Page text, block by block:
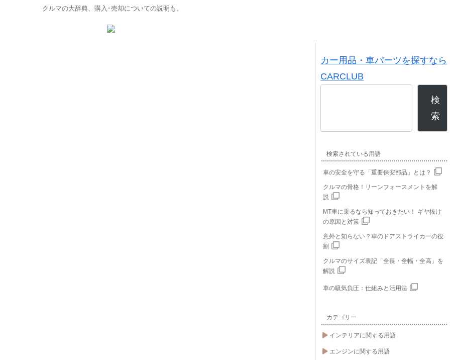
クルマの大辞典、購入･売却についての説明も。
カー用品・車パーツを探すなら
CARCLUB
検
索
検索されている用語
車の安全を守る「重要保安部品」とは？
クルマの骨格！リーンフォースメントを解
説
MT車に乗るなら知っておきたい！ ギヤ抜け
の原因と対策
意外と知らない？車のドアストライカーの役
割
クルマのサイズ表記「全長・全幅・全高」を
解説
車の吸気負圧：仕組みと活用法
カテゴリー
インテリアに関する用語
エンジンに関する用語